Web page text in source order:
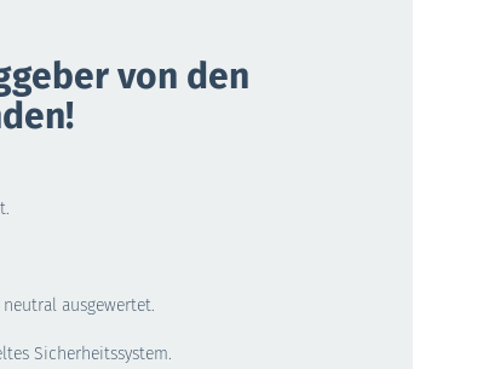
von den
ausgewertet.
Sicherheitssystem.